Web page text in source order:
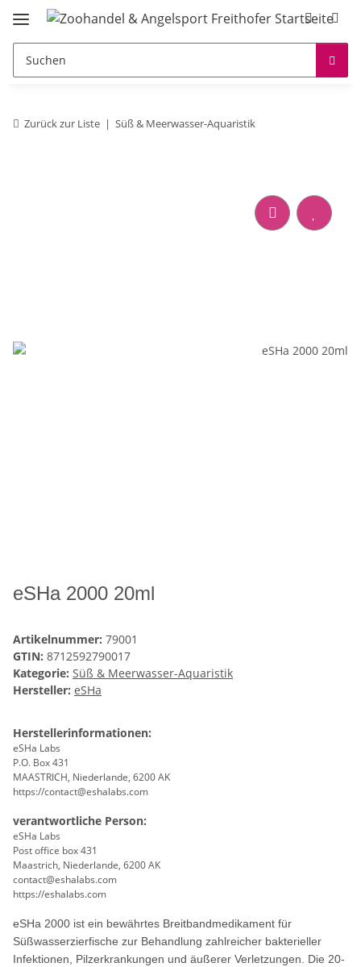
Zurück zur Liste Süß & Meerwasser-Aquaristik
eSHa 2000 20ml
Artikelnummer: 79001
GTIN: 8712592790017
Kategorie: Süß & Meerwasser-Aquaristik
Hersteller: eSHa
Herstellerinformationen:
eSHa Labs
P.O. Box 431
MAASTRICH, Niederlande, 6200 AK
https://contact@eshalabs.com
verantwortliche Person:
eSHa Labs
Post office box 431
Maastrich, Niederlande, 6200 AK
contact@eshalabs.com
https://eshalabs.com
eSHa 2000 ist ein bewährtes Breitbandmedikament für
Süßwasserzierfische zur Behandlung zahlreicher bakterieller
Infektionen, Pilzerkrankungen und äußerer Verletzungen. Die 20-